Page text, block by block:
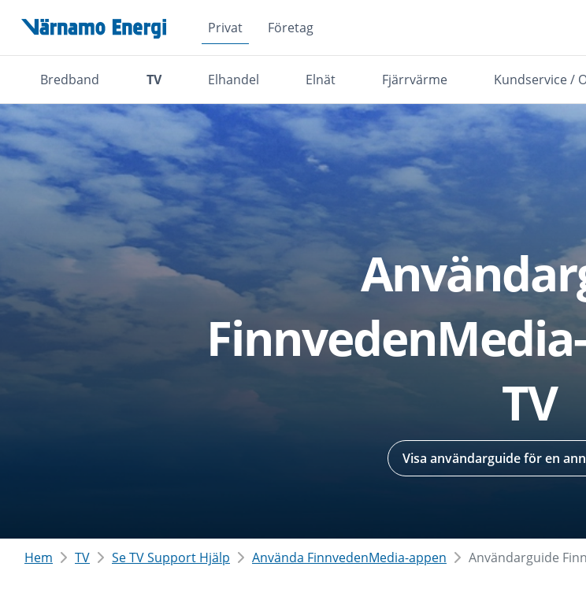
Hoppa över navigationsmenyn Privat Företag
Bredband TV Elhandel Elnät Fjärrvärme Kundservice /
TV
Visa användarguide för en
Hem TV Se TV Support Hjälp Använda FinnvedenMedia-appen Användarguide